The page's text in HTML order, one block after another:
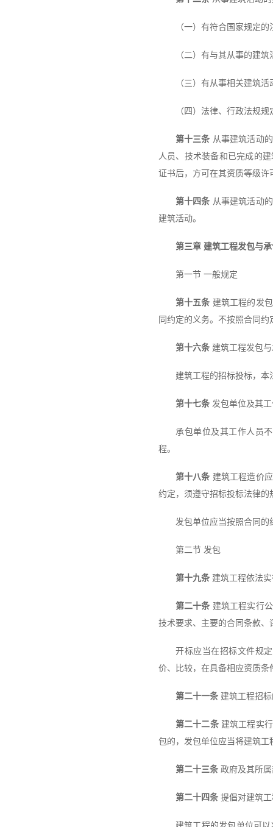
（一）有符合国家规定
（二）有与其从事的建
（三）有从事相关建筑
（四）法律、行政法规
第十三条 从事建筑活动
人员、技术装备和已完成的
证书后，方可在其资质等级
第十四条 从事建筑活动
建筑活动。
第三章 建筑工程发包与
第一节 一般规定
第十五条 建筑工程的发
同约定的义务。不按照合同
第十六条 建筑工程发包
建筑工程的招标投标，
第十七条 发包单位及其
承包单位及其工作人员
程。
第十八条 建筑工程造价
约定，须遵守招标投标法律的
发包单位应当按照合同的
第二节 发包
第十九条 建筑工程依法
第二十条 建筑工程实行
技术要求、主要的合同条款
开标应当在招标文件规
价、比较，在具备相应资质
第二十一条 建筑工程招
第二十二条建筑工程实
包的，发包单位应当将建筑
第二十三条 政府及其所
第二十四条 提倡对建筑